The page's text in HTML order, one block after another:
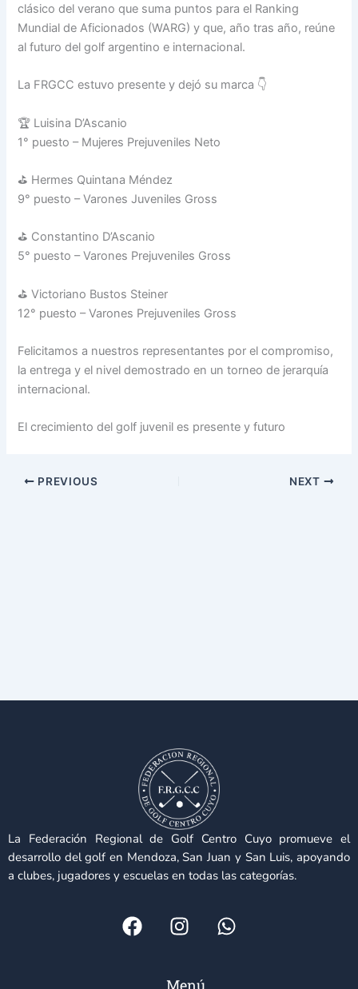
clásico del verano que suma puntos para el Ranking
Mundial de Aficionados (WARG) y que, año tras año, reúne
al futuro del golf argentino e internacional.
La FRGCC estuvo presente y dejó su marca 👇
🏆 Luisina D’Ascanio
1° puesto – Mujeres Prejuveniles Neto
⛳ Hermes Quintana Méndez
9° puesto – Varones Juveniles Gross
⛳ Constantino D’Ascanio
5° puesto – Varones Prejuveniles Gross
⛳ Victoriano Bustos Steiner
12° puesto – Varones Prejuveniles Gross
Felicitamos a nuestros representantes por el compromiso,
la entrega y el nivel demostrado en un torneo de jerarquía
internacional.
El crecimiento del golf juvenil es presente y futuro
PREVIOUS NEXT
La Federación Regional de Golf Centro Cuyo promueve el
desarrollo del golf en Mendoza, San Juan y San Luis, apoyando
a clubes, jugadores y escuelas en todas las categorías.
F
a
I
n
t
W
h
Menú